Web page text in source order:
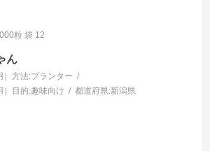
粒 袋 12
ん
）方法:プランター
）目的:趣味向け 都道府県:新潟県